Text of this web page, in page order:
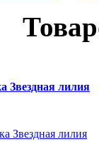
Звездная лилия